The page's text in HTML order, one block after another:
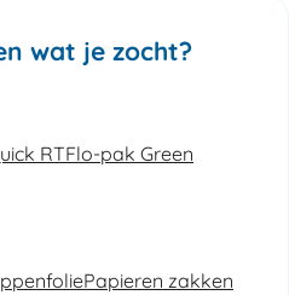
wat je zocht?
RTFlo-pak Green
Papieren zakken